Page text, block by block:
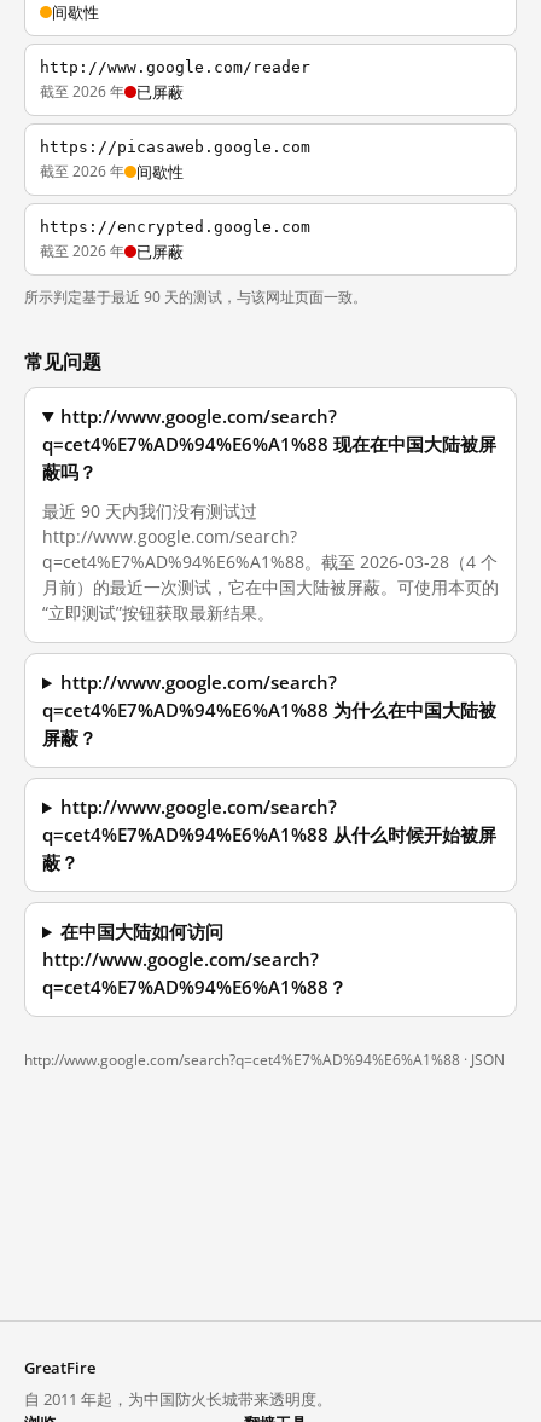
间歇性
http://www.google.com/reader
截至 2026 年 已屏蔽
https://picasaweb.google.com
截至 2026 年 间歇性
https://encrypted.google.com
截至 2026 年 已屏蔽
所示判定基于最近 90 天的测试，与该网址页面一致。
常见问题
http://www.google.com/search?
q=cet4%E7%AD%94%E6%A1%88 现在在中国大陆被屏
蔽吗？
最近 90 天内我们没有测试过
http://www.google.com/search?
q=cet4%E7%AD%94%E6%A1%88。截至 2026-03-28（4 个
月前）的最近一次测试，它在中国大陆被屏蔽。可使用本页的
“立即测试”按钮获取最新结果。
http://www.google.com/search?
q=cet4%E7%AD%94%E6%A1%88 为什么在中国大陆被
屏蔽？
http://www.google.com/search?
q=cet4%E7%AD%94%E6%A1%88 从什么时候开始被屏
蔽？
在中国大陆如何访问
http://www.google.com/search?
q=cet4%E7%AD%94%E6%A1%88？
http://www.google.com/search?q=cet4%E7%AD%94%E6%A1%88 · JSON
GreatFire
自 2011 年起，为中国防火长城带来透明度。